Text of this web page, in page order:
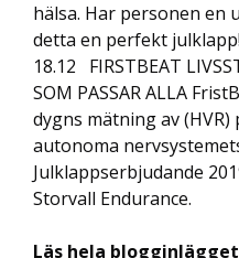
hälsa. Har personen en
detta en perfekt
18.12 FIRSTBEAT
SOM PASSAR ALLA
dygns mätning av
autonoma
Julklappserbjudande
Storvall Endurance.
Läs hela